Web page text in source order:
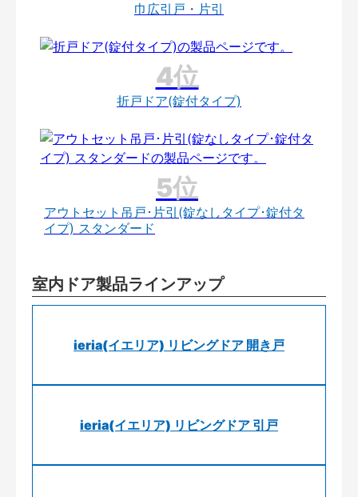
巾広引戸・片引
折戸ドア(錠付タイプ)
アウトセット吊戸･片引(錠なしタイプ･錠付タ
イプ) スタンダード
室内ドア製品ラインアップ
ieria(イエリア) リビングドア 開き戸
ieria(イエリア) リビングドア 引戸